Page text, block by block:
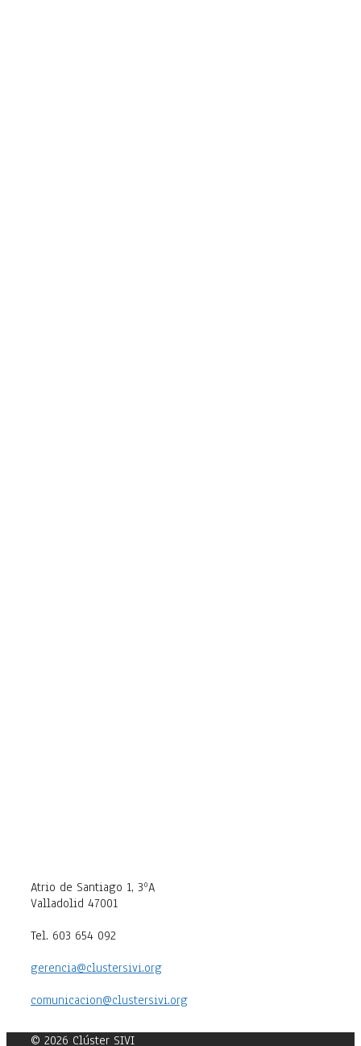
Atrio de Santiago 1, 3ºA
Valladolid 47001
Tel. 603 654 092
gerencia@clustersivi.org
comunicacion@clustersivi.org
© 2026 Clúster SIVI